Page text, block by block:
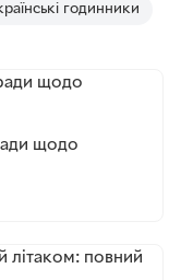
годинники
щодо